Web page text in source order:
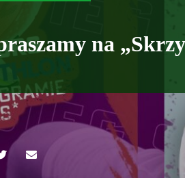
na